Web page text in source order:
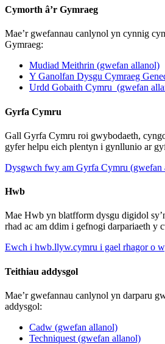
Cymorth â’r Gymraeg
Mae’r gwefannau canlynol yn cynnig
Gymraeg:
Mudiad Meithrin (gwefan allanol)
Y Ganolfan Dysgu Cymraeg
Urdd Gobaith Cymru (gwefan
Gyrfa Cymru
Gall Gyrfa Cymru roi gwybodaeth,
gyfer helpu eich plentyn i gynllunio ar
Dysgwch fwy am Gyrfa Cymru (gwefan
Hwb
Mae Hwb yn blatfform dysgu digidol
rhad ac am ddim i gefnogi darpariaeth y
Ewch i hwb.llyw.cymru i gael rhagor o
Teithiau addysgol
Mae’r gwefannau canlynol yn darparu
addysgol:
Cadw (gwefan allanol)
Techniquest (gwefan allanol)